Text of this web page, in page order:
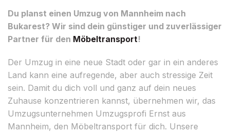
Du planst einen Umzug von Mannheim nach
Bukarest? Wir sind dein günstiger und zuverlässiger
Partner für den Möbeltransport!
Der Umzug in eine neue Stadt oder gar in ein anderes
Land kann eine aufregende, aber auch stressige Zeit
sein. Damit du dich voll und ganz auf dein neues
Zuhause konzentrieren kannst, übernehmen wir, das
Umzugsunternehmen Umzugsprofi Ernst aus
Mannheim, den Möbeltransport für dich. Unsere